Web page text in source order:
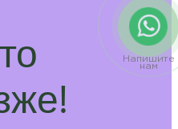
Напишите
нам